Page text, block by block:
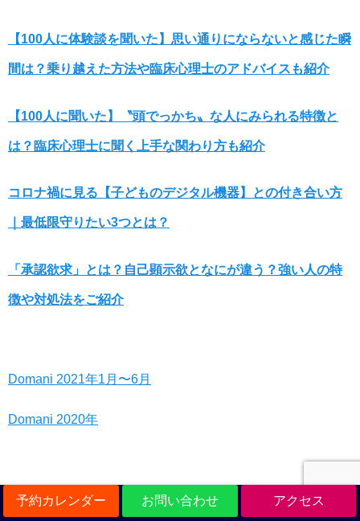
予約カレンダー お問い合わせ アクセス
【100人に体験談を聞いた】思い通りにならないと感じた瞬
間は？乗り越えた方法や臨床心理士のアドバイスも紹介
【100人に聞いた】〝頭でっかち〟な人にみられる特徴と
は？臨床心理士に聞く上手な関わり方も紹介
コロナ禍に見る【子どものデジタル機器】との付き合い方
｜最低限守りたい3つとは？
「承認欲求」とは？自己顕示欲となにが違う？強い人の特
徴や対処法をご紹介
Domani 2021年1月〜6月
Domani 2020年
ザ・ビューレック（美容業界紙）